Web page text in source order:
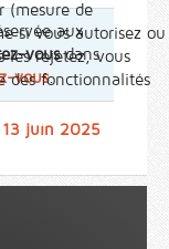
aux
vousdans
vous.
13 juin 2025
(mesure de
si vous autorisez ou
les rejetez, vous
des fonctionnalités